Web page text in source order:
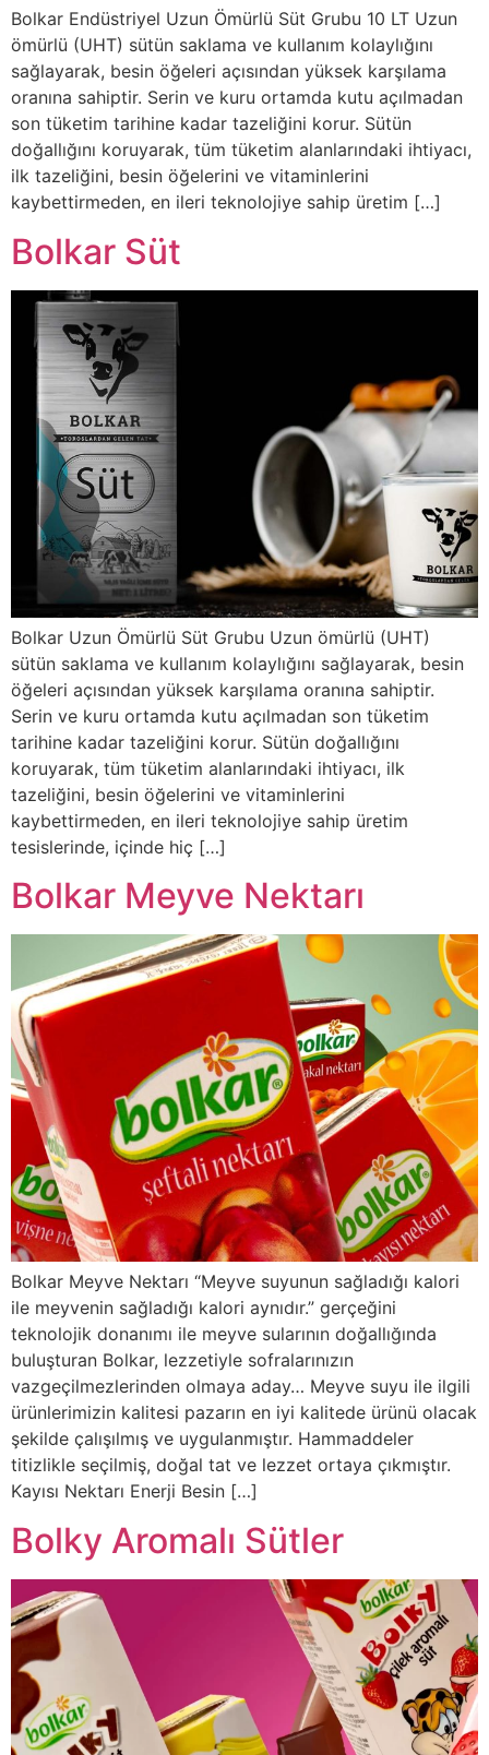
Bolkar Endüstriyel Uzun Ömürlü Süt Grubu 10 LT Uzun
ömürlü (UHT) sütün saklama ve kullanım kolaylığını
sağlayarak, besin öğeleri açısından yüksek karşılama
oranına sahiptir. Serin ve kuru ortamda kutu açılmadan
son tüketim tarihine kadar tazeliğini korur. Sütün
doğallığını koruyarak, tüm tüketim alanlarındaki ihtiyacı,
ilk tazeliğini, besin öğelerini ve vitaminlerini
kaybettirmeden, en ileri teknolojiye sahip üretim […]
Bolkar Süt
Bolkar Uzun Ömürlü Süt Grubu Uzun ömürlü (UHT)
sütün saklama ve kullanım kolaylığını sağlayarak, besin
öğeleri açısından yüksek karşılama oranına sahiptir.
Serin ve kuru ortamda kutu açılmadan son tüketim
tarihine kadar tazeliğini korur. Sütün doğallığını
koruyarak, tüm tüketim alanlarındaki ihtiyacı, ilk
tazeliğini, besin öğelerini ve vitaminlerini
kaybettirmeden, en ileri teknolojiye sahip üretim
tesislerinde, içinde hiç […]
Bolkar Meyve Nektarı
Bolkar Meyve Nektarı “Meyve suyunun sağladığı kalori
ile meyvenin sağladığı kalori aynıdır.” gerçeğini
teknolojik donanımı ile meyve sularının doğallığında
buluşturan Bolkar, lezzetiyle sofralarınızın
vazgeçilmezlerinden olmaya aday… Meyve suyu ile ilgili
ürünlerimizin kalitesi pazarın en iyi kalitede ürünü olacak
şekilde çalışılmış ve uygulanmıştır. Hammaddeler
titizlikle seçilmiş, doğal tat ve lezzet ortaya çıkmıştır.
Kayısı Nektarı Enerji Besin […]
Bolky Aromalı Sütler